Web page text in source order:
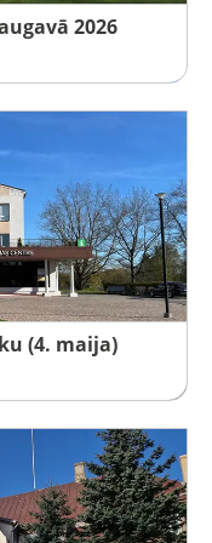
2026
(4. maija)